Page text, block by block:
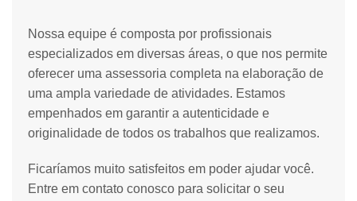
Nossa equipe é composta por profissionais
especializados em diversas áreas, o que nos permite
oferecer uma assessoria completa na elaboração de
uma ampla variedade de atividades. Estamos
empenhados em garantir a autenticidade e
originalidade de todos os trabalhos que realizamos.
Ficaríamos muito satisfeitos em poder ajudar você.
Entre em contato conosco para solicitar o seu